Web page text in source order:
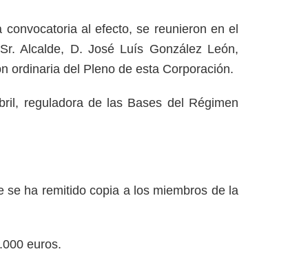
al efecto, se reunieron en el
Alcalde, D. José Luís González León,
ordinaria del Pleno de esta Corporación.
reguladora de las Bases del Régimen
se ha remitido copia a los miembros de la
euros.